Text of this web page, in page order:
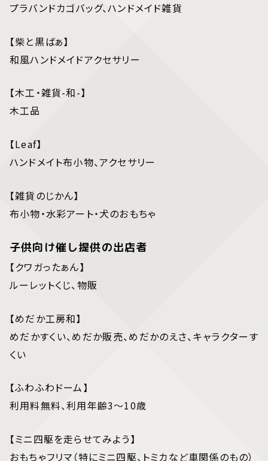
プラバンドカゴバッグ、ハンドメイド雑貨
【柴と黒ばぁ】
和風ハンドメイドアクセサリー
【木工・雑貨-和-】
木工品
【Leaf】
ハンドメイト布小物、アクセサリー
【雑貨のじかん】
布小物・水彩アート・犬のおもちゃ
子供向け催し提供の出店者
【クワガったぁん】
ルーレットくじ、物販
【めだか工房和】
めだかすくい、めだか販売、めだかのえさ、キャラクターす
くい
【ふわふわドーム】
利用料無料、利用年齢3～10歳
【ミニ四駆を走らせてみよう】
おもちゃフリマ（特にミニ四駆、トミカなど車関係のもの）